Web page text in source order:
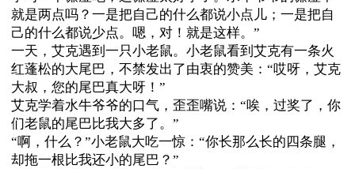
就是两点吗？一是把自己的什么都说小点儿；一是把自
己的什么都说少点。嗯，对！就是这样。”
一天，艾克遇到一只小老鼠。小老鼠看到艾克有一条火
红蓬松的大尾巴，不禁发出了由衷的赞美：“哎呀，艾克
大叔，您的尾巴真大呀！”
艾克学着水牛爷爷的口气，歪歪嘴说：“唉，过奖了，你
们老鼠的尾巴比我大多了。”
“啊，什么？”小老鼠大吃一惊：“你长那么长的四条腿，
却拖一根比我还小的尾巴？”